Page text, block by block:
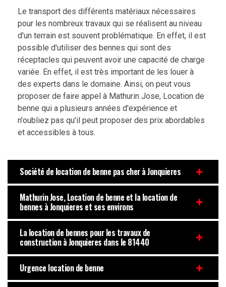
Le transport des différents matériaux nécessaires
pour les nombreux travaux qui se réalisent au niveau
d'un terrain est souvent problématique. En effet, il est
possible d'utiliser des bennes qui sont des
réceptacles qui peuvent avoir une capacité de charge
variée. En effet, il est très important de les louer à
des experts dans le domaine. Ainsi, on peut vous
proposer de faire appel à Mathurin Jose, Location de
benne qui a plusieurs années d'expérience et
n'oubliez pas qu'il peut proposer des prix abordables
et accessibles à tous.
Société de location de benne pas cher à Jonquieres
Mathurin Jose, Location de benne et la location de
bennes à Jonquieres et ses environs
La location de bennes pour les travaux de
construction à Jonquieres dans le 81440
Urgence location de benne